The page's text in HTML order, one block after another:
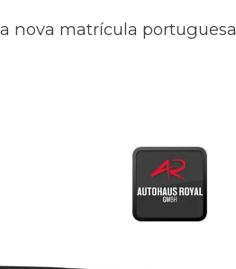
nova matrícula portuguesa